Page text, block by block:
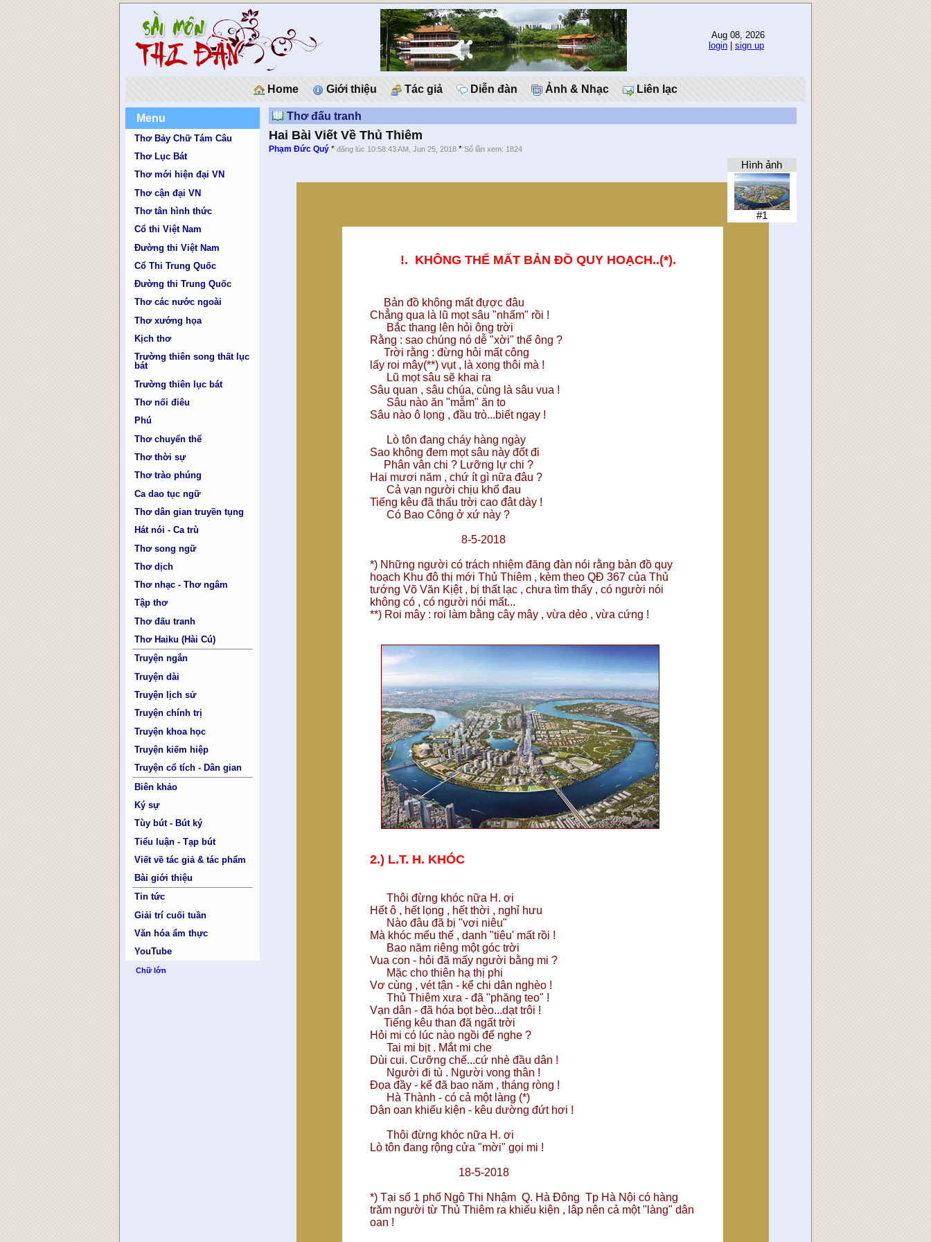
Aug 08, 2026
login
sign up
Home Giới thiệu Tác giả Diễn đàn Ảnh & Nhạc Liên lạc
Menu
Thơ Bảy Chữ Tám Câu
Thơ Lục Bát
Thơ mới hiện đại VN
Thơ cận đại VN
Thơ tân hình thức
Cổ thi Việt Nam
Đường thi Việt Nam
Cổ Thi Trung Quốc
Đường thi Trung Quốc
Thơ các nước ngoài
Thơ xướng họa
Kịch thơ
Trường thiên song thất lục
bát
Trường thiên lục bát
Thơ nối điêu
Phú
Thơ chuyển thể
Thơ thời sự
Thơ trào phúng
Ca dao tục ngữ
Thơ dân gian truyền tụng
Hát nói - Ca trù
Thơ song ngữ
Thơ dịch
Thơ nhạc - Thơ ngâm
Tập thơ
Thơ đấu tranh
Thơ Haiku (Hài Cú)
Truyện ngắn
Truyện dài
Truyện lịch sử
Truyện chính trị
Truyện khoa học
Truyện kiếm hiệp
Truyện cổ tích - Dân gian
Biên khảo
Ký sự
Tùy bút - Bút ký
Tiểu luận - Tạp bút
Viết về tác giả & tác phẩm
Bài giới thiệu
Tin tức
Giải trí cuối tuần
Văn hóa ẩm thực
YouTube
Chữ lớn
Thơ đấu tranh
Hai Bài Viết Về Thủ Thiêm
Phạm Đức Quý *đăng lúc 10:58:43 AM, Jun 25, 2018 *Số lần xem: 1824
Hình ảnh
#1
!. KHÔNG THỂ MẤT BẢN ĐỒ QUY HOẠCH..(*).
Bản đồ không mất đựợc đâu
Chẳng qua là lũ mọt sâu "nhấm" rồi !
Bắc thang lên hỏi ông trời
Rằng : sao chúng nó dễ "xời" thế ông ?
Trời rằng : đừng hỏi mất công
lấy roi mây(**) vụt , là xong thôi mà !
Lũ mọt sâu sẽ khai ra
Sâu quan , sâu chúa, cùng là sâu vua !
Sâu nào ăn "mẫm" ăn to
Sâu nào ô lọng , đầu trò...biết ngay !
Lò tôn đang cháy hàng ngày
Sao không đem mọt sâu này đốt đi
Phân vân chi ? Lưỡng lự chi ?
Hai mươi năm , chứ ít gì nữa đâu ?
Cả vạn người chịu khổ đau
Tiếng kêu đã thấu trời cao đât dày !
Có Bao Công ở xứ này ?
8-5-2018
*) Những người có trách nhiệm đăng đàn nói rằng bản đồ quy
hoạch Khu đô thị mới Thủ Thiêm , kèm theo QĐ 367 của Thủ
tướng Võ Văn Kịệt , bị thất lạc , chưa tìm thấy , có người nói
không có , có người nói mất...
**) Roi mây : roi làm bằng cây mây , vừa dẻo , vừa cứng !
2.) L.T. H. KHÓC
Thôi đừng khóc nữa H. ơi
Hết ô , hết lọng , hết thời , nghỉ hưu
Nào đâu đã bị "vơi niêu"
Mà khóc mếu thế , danh "tiêu' mất rồi !
Bao năm riêng một góc trời
Vua con - hỏi đã mấy người bằng mi ?
Mặc cho thiên hạ thị phi
Vơ cùng , vét tận - kể chi dân nghèo !
Thủ Thiêm xưa - đã "phăng teo" !
Vạn dân - đã hóa bọt bèo...dạt trôi !
Tiếng kêu than đã ngất trời
Hỏi mi có lúc nào ngồi để nghe ?
Tai mi bịt . Mắt mi che
Dùi cui. Cưỡng chế...cứ nhè đầu dân !
Người đi tù . Người vong thân !
Đọa đầy - kể đã bao năm , tháng ròng !
Hà Thành - có cả một làng (*)
Dân oan khiếu kiện - kêu dường đứt hơi !
Thôi đừng khóc nữa H. ơi
Lò tôn đang rộng cửa "mời" gọi mi !
18-5-2018
*) Tại số 1 phố Ngô Thi Nhậm Q. Hà Đông Tp Hà Nội có hàng
trăm người từ Thủ Thiêm ra khiếu kiện , lâp nên cả một "làng" dân
oan !